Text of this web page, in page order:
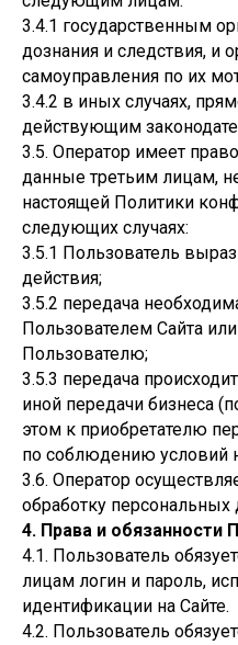
3.4.1 государственным
дознания и следствия, и
самоуправления по их
3.4.2 в иных случаях,
действующим
3.5. Оператор имеет
данные третьим лицам,
настоящей Политики
следующих случаях:
3.5.1 Пользователь
действия;
3.5.2 передача
Пользователем Сайта
Пользователю;
3.5.3 передача
иной передачи бизнеса
этом к приобретателю
по соблюдению условий
3.6. Оператор
обработку персональных
4. Права и обязанности
4.1. Пользователь
лицам логин и пароль,
идентификации на Сайте.
4.2. Пользователь